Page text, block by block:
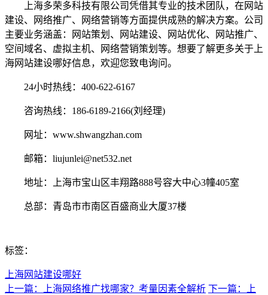
上海多荣多科技有限公司凭借其专业的技术团队，在网站
建设、网络推广、网络营销等方面提供成熟的解决方案。公司
主要业务涵盖：网站策划、网站建设、网站优化、网站推广、
空间域名、虚拟主机、网络营销策划等。想要了解更多关于上
海网站建设哪好信息，欢迎您致电询问。
24小时热线：400-622-6167
咨询热线：186-6189-2166(刘经理)
网址：www.shwangzhan.com
邮箱：liujunlei@net532.net
地址：上海市宝山区丰翔路888号容大中心3幢405室
总部：青岛市市南区百盛商业大厦37楼
标签：
上海网站建设哪好
上一篇：上海网络推广找哪家？考量因素全解析 下一篇：上